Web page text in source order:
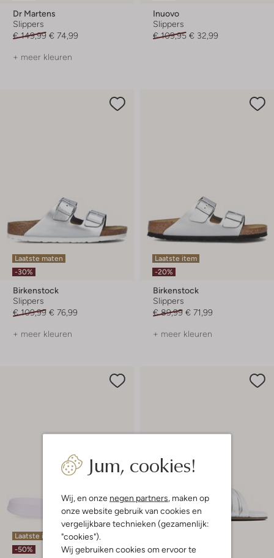
Jum, cookies!
Wij, en onze negen partners, maken op
onze website gebruik van cookies en
vergelijkbare technieken (gezamenlijk:
"cookies").
Wij gebruiken cookies om ervoor te
Dr Martens
Slippers
€ 149,99 € 74,99
+ meer kleuren
Inuovo
Slippers
€ 109,95 € 32,99
Laatste maten
-30%
Birkenstock
Slippers
€ 109,99 € 76,99
+ meer kleuren
Laatste item
-20%
Birkenstock
Slippers
€ 89,99 € 71,99
+ meer kleuren
Laatste item
-50%